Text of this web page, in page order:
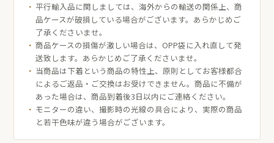
平行輸入品に関しましては、海外からの輸送の関係上、商
品ケースが破損している場合がございます。あらかじめご
了承くださいませ。
商品ケースの損傷が激しい場合は、OPP袋に入れ直して発
送致します。あらかじめご了承くださいませ。
当商品は下着という商品の特性上、原則としてお客様都合
によるご返品・ご交換はお受けできません。商品に不備が
あった場合は、商品到着後3日以内にご連絡ください。
モニターの違い、撮影時の光線の具合により、実際の商品
と若干色味が違う場合がございます。